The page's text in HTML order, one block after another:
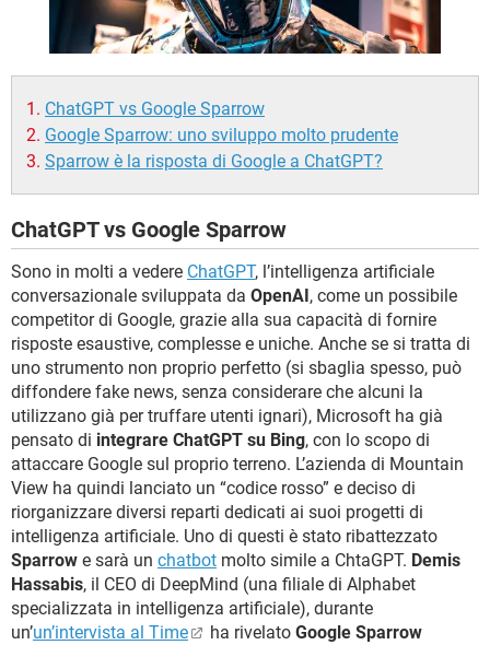
ChatGPT vs Google Sparrow
Google Sparrow: uno sviluppo molto prudente
Sparrow è la risposta di Google a ChatGPT?
ChatGPT vs Google Sparrow
Sono in molti a vedere ChatGPT, l’intelligenza artificiale
conversazionale sviluppata da OpenAI , come un possibile
competitor di Google, grazie alla sua capacità di fornire
risposte esaustive, complesse e uniche. Anche se si tratta di
uno strumento non proprio perfetto (si sbaglia spesso, può
diffondere fake news, senza considerare che alcuni la
utilizzano già per truffare utenti ignari), Microsoft ha già
pensato di integrare ChatGPT su Bing, con lo scopo di
attaccare Google sul proprio terreno. L’azienda di Mountain
View ha quindi lanciato un “codice rosso” e deciso di
riorganizzare diversi reparti dedicati ai suoi progetti di
intelligenza artificiale. Uno di questi è stato ribattezzato
Sparrow e sarà un chatbot molto simile a ChtaGPT. Demis
Hassabis, il CEO di DeepMind (una filiale di Alphabet
specializzata in intelligenza artificiale), durante
un’un’intervista al Time ha rivelato Google Sparrow